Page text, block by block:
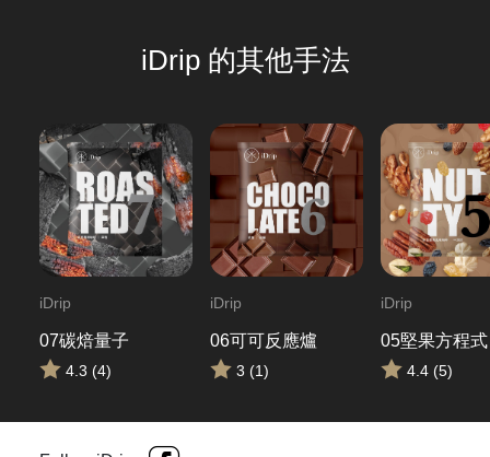
iDrip 的其他手法
iDrip
07碳焙量子
4.3 (4)
iDrip
06可可反應爐
3 (1)
iDrip
05堅果方程式
4.4 (5)